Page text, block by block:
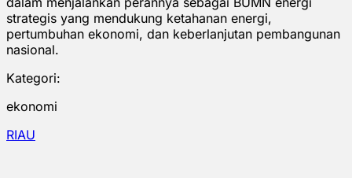
strategis yang mendukung ketahanan energi,
pertumbuhan ekonomi, dan keberlanjutan pembangunan
nasional.
Kategori:
ekonomi
RIAU